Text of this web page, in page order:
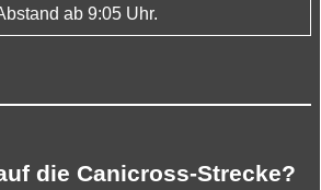
ab 9:05 Uhr.
die Canicross-Strecke?